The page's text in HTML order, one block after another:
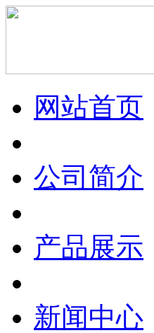
网站首页
公司简介
产品展示
新闻中心